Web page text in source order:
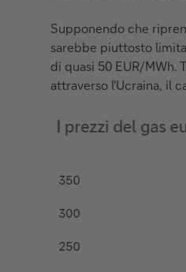
Supponendo che
sarebbe piuttosto
di quasi 50 EUR/
attraverso l'Ucraina, il